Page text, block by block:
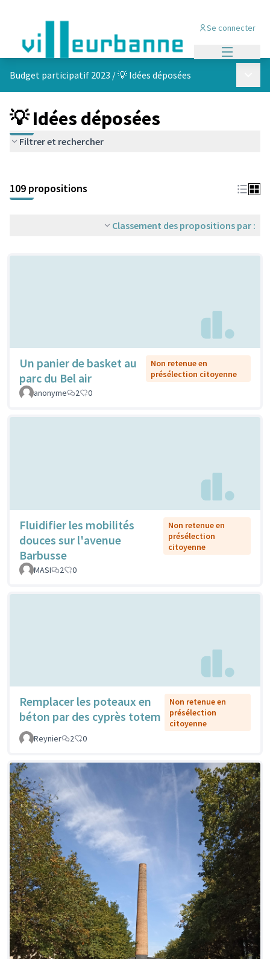
Se connecter
Budget participatif 2023 /💡 Idées déposées
💡 Idées déposées
Filtrer et rechercher
+
−
109 propositions
Classement des propositions par :
Un panier de basket au
parc du Bel air
Non retenue en
présélection citoyenne
anonyme
2 0
Fluidifier les mobilités
douces sur l'avenue
Barbusse
Non retenue en
présélection
citoyenne
MASI 2 0
Remplacer les poteaux en
béton par des cyprès totem
Non retenue en
présélection
citoyenne
Reynier
2 0